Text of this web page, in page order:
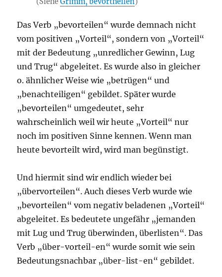
Das Verb „bevorteilen“ wurde demnach nicht
vom positiven „Vorteil“, sondern von „Vorteil“
mit der Bedeutung „unredlicher Gewinn, Lug
und Trug“ abgeleitet. Es wurde also in gleicher
o. ähnlicher Weise wie „betrügen“ und
„benachteiligen“ gebildet. Später wurde
„bevorteilen“ umgedeutet, sehr
wahrscheinlich weil wir heute „Vorteil“ nur
noch im positiven Sinne kennen. Wenn man
heute bevorteilt wird, wird man begünstigt.
Und hiermit sind wir endlich wieder bei
„übervorteilen“. Auch dieses Verb wurde wie
„bevorteilen“ vom negativ beladenen „Vorteil“
abgeleitet. Es bedeutete ungefähr „jemanden
mit Lug und Trug überwinden, überlisten“. Das
Verb „über-vorteil-en“ wurde somit wie sein
Bedeutungsnachbar „über-list-en“ gebildet.